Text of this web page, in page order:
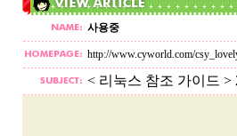
사용중
http://www.cyworld.com/
< 리눅스 참조 가이드 >